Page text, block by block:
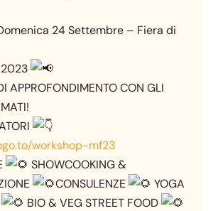
24 Settembre – Fiera di
2023
APPROFONDIMENTO CON GLI
workshop-mf23
SHOWCOOKING &
CONSULENZE
YOGA
BIO & VEG STREET FOOD